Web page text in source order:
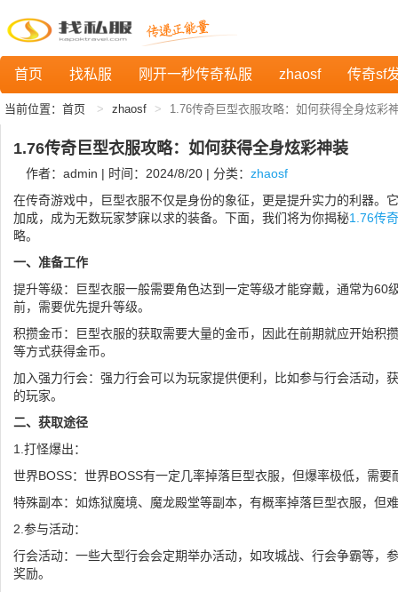
首页 找私服 刚开一秒传奇私服 zhaosf 传奇sf
当前位置： 首页 zhaosf 1.76传奇巨型衣服攻略：如何获得全身炫彩
1.76传奇巨型衣服攻略：如何获得全身炫彩神装
作者：admin | 时间：2024/8/20 | 分类： zhaosf
在传奇游戏中，巨型衣服不仅是身份的象征，更是提升实力的利器。
加成，成为无数玩家梦寐以求的装备。下面，我们将为你揭秘1.76传奇
略。
一、准备工作
提升等级：巨型衣服一般需要角色达到一定等级才能穿戴，通常为60
前，需要优先提升等级。
积攒金币：巨型衣服的获取需要大量的金币，因此在前期就应开始积
等方式获得金币。
加入强力行会：强力行会可以为玩家提供便利，比如参与行会活动，
的玩家。
二、获取途径
1.打怪爆出：
世界BOSS：世界BOSS有一定几率掉落巨型衣服，但爆率极低，需要
特殊副本：如炼狱魔境、魔龙殿堂等副本，有概率掉落巨型衣服，但
2.参与活动：
行会活动：一些大型行会会定期举办活动，如攻城战、行会争霸等，
奖励。